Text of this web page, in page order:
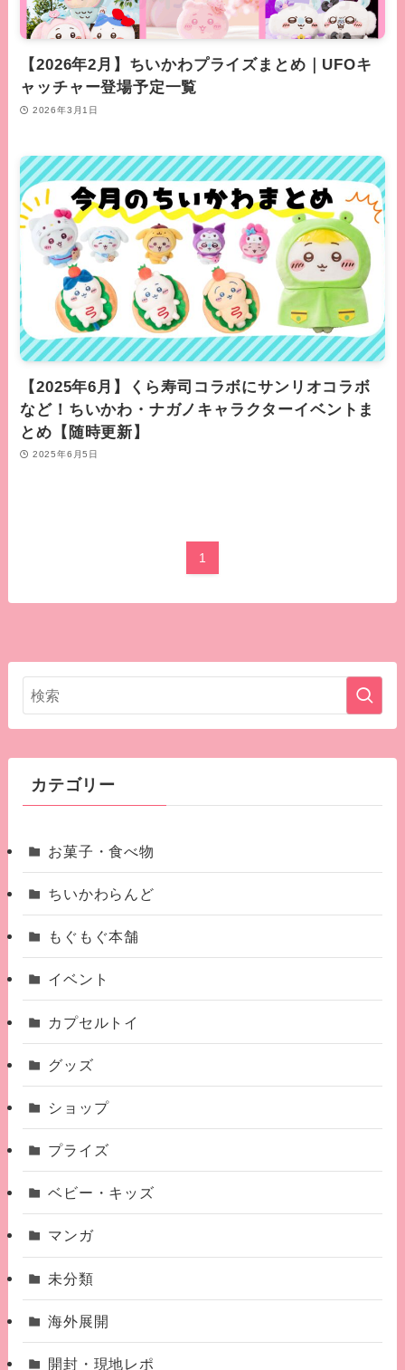
【2026年2月】ちいかわプライズまとめ｜UFOキ
ャッチャー登場予定一覧
2026年3月1日
【2025年6月】くら寿司コラボにサンリオコラボ
など！ちいかわ・ナガノキャラクターイベントま
とめ【随時更新】
2025年6月5日
1
カテゴリー
お菓子・食べ物
ちいかわらんど
もぐもぐ本舗
イベント
カプセルトイ
グッズ
ショップ
プライズ
ベビー・キッズ
マンガ
未分類
海外展開
開封・現地レポ